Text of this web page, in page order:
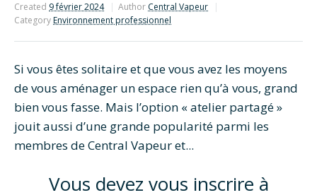
Created 9 février 2024 AuthorCentral Vapeur
CategoryEnvironnement professionnel
Si vous êtes solitaire et que vous avez les moyens
de vous aménager un espace rien qu’à vous, grand
bien vous fasse. Mais l’option « atelier partagé »
jouit aussi d’une grande popularité parmi les
membres de Central Vapeur et...
Vous devez vous inscrire à